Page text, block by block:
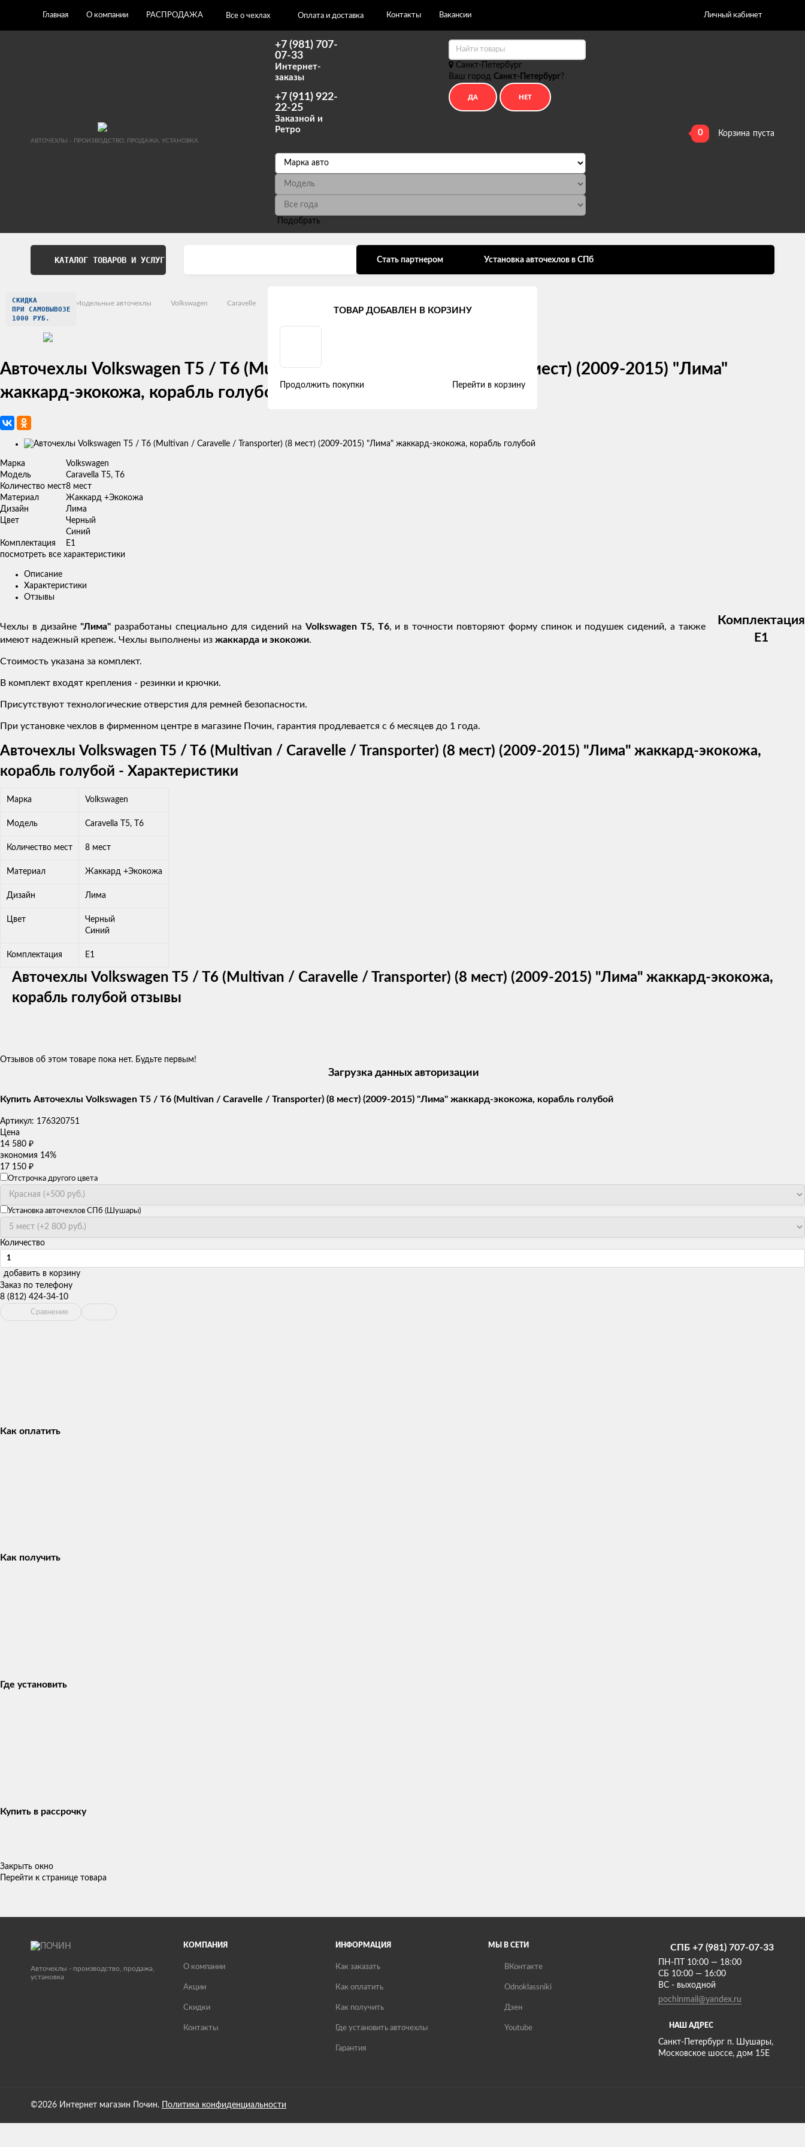
Главная О компании РАСПРОДАЖА Все о чехлах Оплата и доставка Контакты Вакансии Личный кабинет
АВТОЧЕХЛЫ - ПРОИЗВОДСТВО, ПРОДАЖА, УСТАНОВКА
+7 (981) 707-
07-33
Интернет-
заказы
+7 (911) 922-
22-25
Заказной и
Ретро
Санкт-Петербург
Ваш город Санкт-Петербург?
Подобрать
0 Корзина пуста
КАТАЛОГ ТОВАРОВ И УСЛУГ Стать партнером Установка авточехлов в СПб
Главная Модельные авточехлы Volkswagen Caravelle
Авточехлы Volkswagen T5 / T6 (Multivan / Caravelle / Transporter) (8 мест) (2009-2015) "Лима"
жаккард-экокожа, корабль голубой
Изображения
товаров
СКИДКА
ПРИ САМОВЫВОЗЕ
1000 РУБ.
Марка
Volkswagen
Модель
Caravella T5, T6
Количество мест8 мест
Материал
Жаккард +Экокожа
Дизайн
Лима
Цвет
Черный
Синий
Комплектация
E1
посмотреть все характеристики
Описание
Характеристики
Отзывы
Чехлы в дизайне "Лима"разработаны специально для сидений на Volkswagen T5, T6, и в точности повторяют форму спинок и подушек сидений, а также
имеют надежный крепеж. Чехлы выполнены из жаккарда и экокожи.
Стоимость указана за комплект.
В комплект входят крепления - резинки и крючки.
Присутствуют технологические отверстия для ремней безопасности.
При установке чехлов в фирменном центре в магазине Почин, гарантия продлевается с 6 месяцев до 1 года.
Комплектация
E1
Авточехлы Volkswagen T5 / T6 (Multivan / Caravelle / Transporter) (8 мест) (2009-2015) "Лима" жаккард-экокожа,
корабль голубой - Характеристики
Марка Volkswagen
Модель Caravella T5, T6
Количество мест 8 мест
Материал Жаккард +Экокожа
Дизайн Лима
Цвет
Черный
Синий
Комплектация E1
Авточехлы Volkswagen T5 / T6 (Multivan / Caravelle / Transporter) (8 мест) (2009-2015) "Лима" жаккард-экокожа,
корабль голубой отзывы
Отзывов об этом товаре пока нет. Будьте первым!
Загрузка данных авторизации
Купить Авточехлы Volkswagen T5 / T6 (Multivan / Caravelle / Transporter) (8 мест) (2009-2015) "Лима" жаккард-экокожа, корабль голубой
Артикул: 176320751
Цена
14 580 ₽
экономия 14%
17 150 ₽
Отстрочка другого цвета
Установка авточехлов СПб (Шушары)
Количество
добавить в корзину
Заказ по телефону
8 (812) 424-34-10
Сравнение
Как оплатить
Как получить
Где установить
Купить в рассрочку
ТОВАР ДОБАВЛЕН В КОРЗИНУ
Продолжить покупки Перейти в корзину
Закрыть окно
Перейти к странице товара
Авточехлы - производство, продажа,
установка
КОМПАНИЯ
О компании
Акции
Скидки
Контакты
ИНФОРМАЦИЯ
Как заказать
Как оплатить
Как получить
Где установить авточехлы
Гарантия
МЫ В СЕТИ
ВКонтакте
Odnoklassniki
Дзен
Youtube НАШ АДРЕС
Санкт-Петербург п. Шушары,
Московское шоссе, дом 15Е
СПБ +7 (981) 707-07-33
ПН-ПТ 10:00 — 18:00
СБ 10:00 — 16:00
ВС - выходной
pochinmail@yandex.ru
©2026 Интернет магазин Почин. Политика конфиденциальности